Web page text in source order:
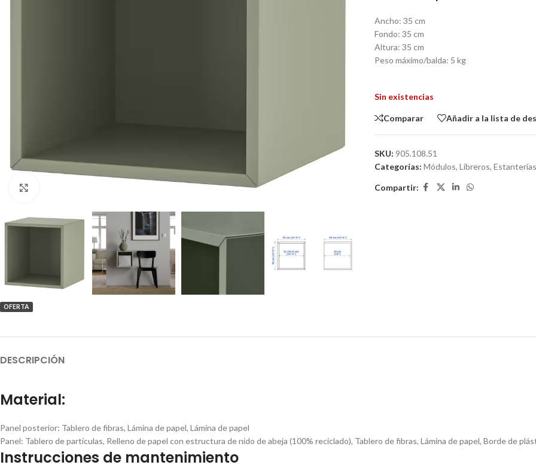
OFERTA
Ancho: 35 cm
Fondo: 35 cm
Altura: 35 cm
Peso máximo/balda: 5 kg
Sin existencias
Comparar Añadir a la lista de
SKU: 905.108.51
Categorías: Módulos, Libreros,
Compartir:
DESCRIPCIÓN
Material:
Panel posterior: Tablero de fibras, Lámina de papel, Lámina de papel
Panel: Tablero de partículas, Relleno de papel con estructura de nido de abeja (100% reciclado), Tablero de fibras, Lámina de papel, Borde de
Instrucciones de mantenimiento